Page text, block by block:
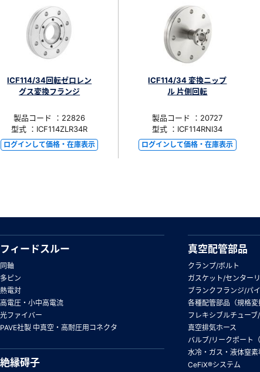
ICF114/34回転ゼロレン
グス変換フランジ
製品コード ：22826
型式 ：ICF114ZLR34R
ログインして価格・在庫表示
ICF114/34 変換ニップ
ル 片側回転
製品コード ：20727
型式 ：ICF114RNI34
ログインして価格・在庫表示
フィードスルー
同軸
多ピン
熱電対
高電圧・小中高電流
光ファイバー
PAVE社製 中真空・高耐圧用コネクタ
絶縁碍子
真空配管部品
クランプ/ボルト
ガスケット/センター
ブランクフランジ/パ
各種配管部品（規格変
フレキシブルチューブ
真空排気ホース
バルブ/リークポート
水冷・ガス・液体窒素
CeFiX®システム